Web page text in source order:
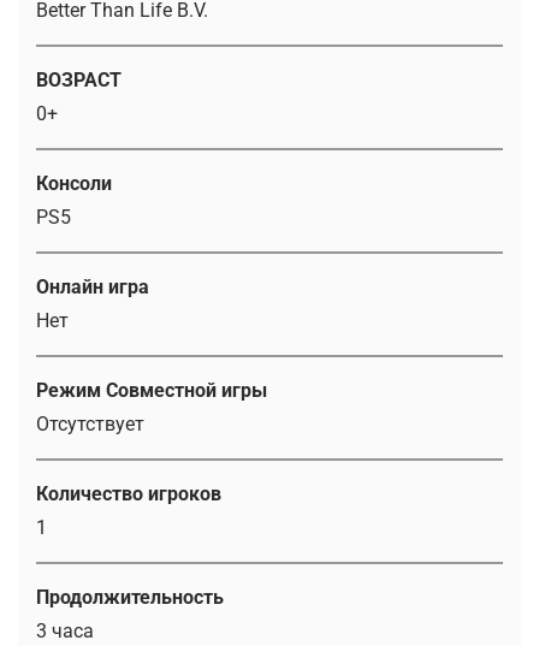
Better Than Life B.V.
ВОЗРАСТ
0+
Консоли
PS5
Онлайн игра
Нет
Режим Совместной игры
Отсутствует
Количество игроков
1
Продолжительность
3 часа